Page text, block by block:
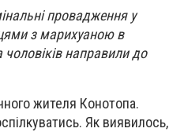
провадження у
з марихуаною в
чоловіків направили до
жителя Конотопа.
Як виявилось,